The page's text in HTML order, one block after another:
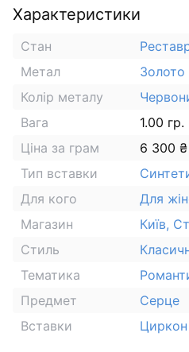
Характеристики
Стан
Метал
Золото
Колір металу
Вага
1.00 гр.
Ціна за грам
6 300 ₴
Тип вставки
Для кого
Для
Магазин
Київ,
Стиль
Тематика
Предмет
Серце
Вставки
Циркон